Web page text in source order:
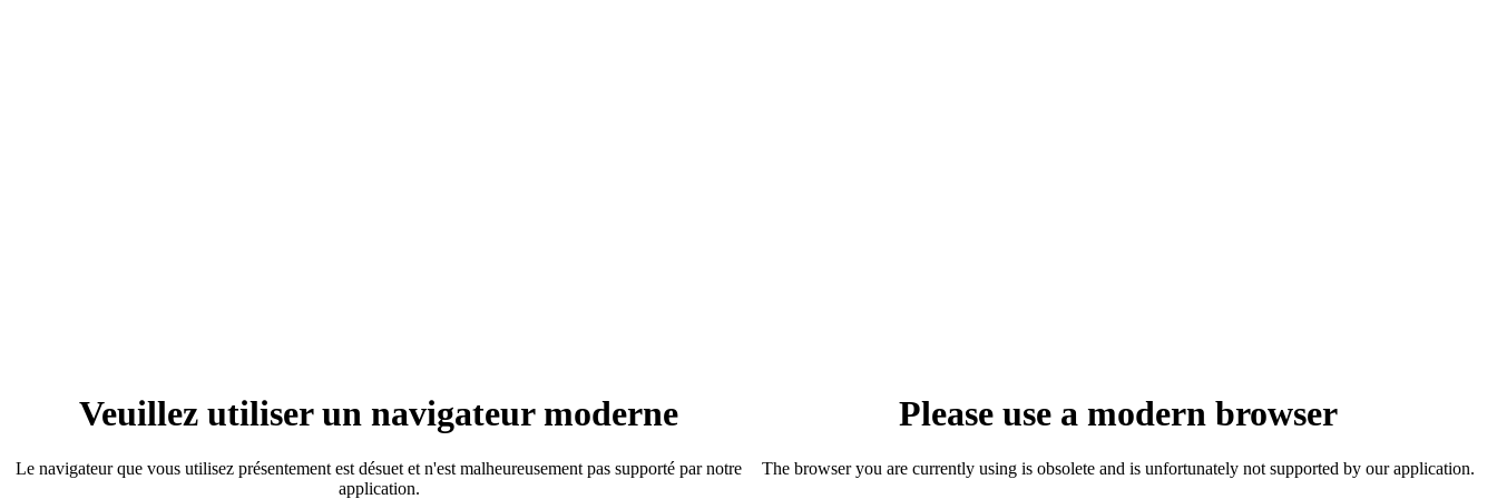
Veuillez utiliser un navigateur moderne
Le navigateur que vous utilisez présentement est désuet et n'est malheureusement pas supporté par notre
application.
Please use a modern browser
The browser you are currently using is obsolete and is unfortunately not supported by our application.